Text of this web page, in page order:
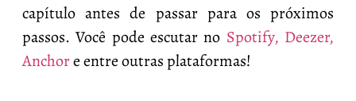
capítulo antes de passar para os próximos
passos. Você pode escutar no Spotify, Deezer,
Anchore entre outras plataformas!